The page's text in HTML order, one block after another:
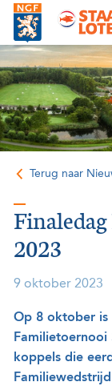
Terug naar
2023
9 oktober 2023
Op 8 oktober is
Familietoernooi
koppels die